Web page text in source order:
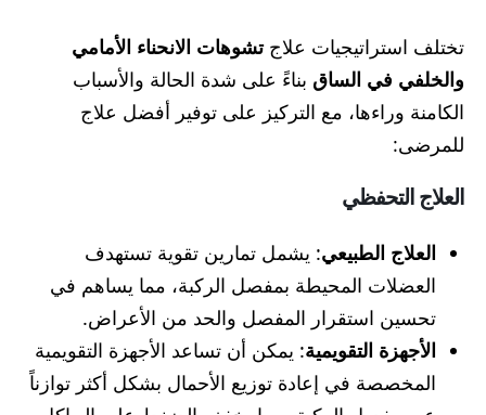
تختلف استراتيجيات علاجتشوهات الانحناء الأمامي
والخلفي في الساق بناءً على شدة الحالة والأسباب
الكامنة وراءها، مع التركيز على توفير أفضل علاج
للمرضى:
العلاج التحفظي
العلاج الطبيعي: يشمل تمارين تقوية تستهدف
العضلات المحيطة بمفصل الركبة، مما يساهم في
تحسين استقرار المفصل والحد من الأعراض.
الأجهزة التقويمية: يمكن أن تساعد الأجهزة التقويمية
المخصصة في إعادة توزيع الأحمال بشكل أكثر توازناً